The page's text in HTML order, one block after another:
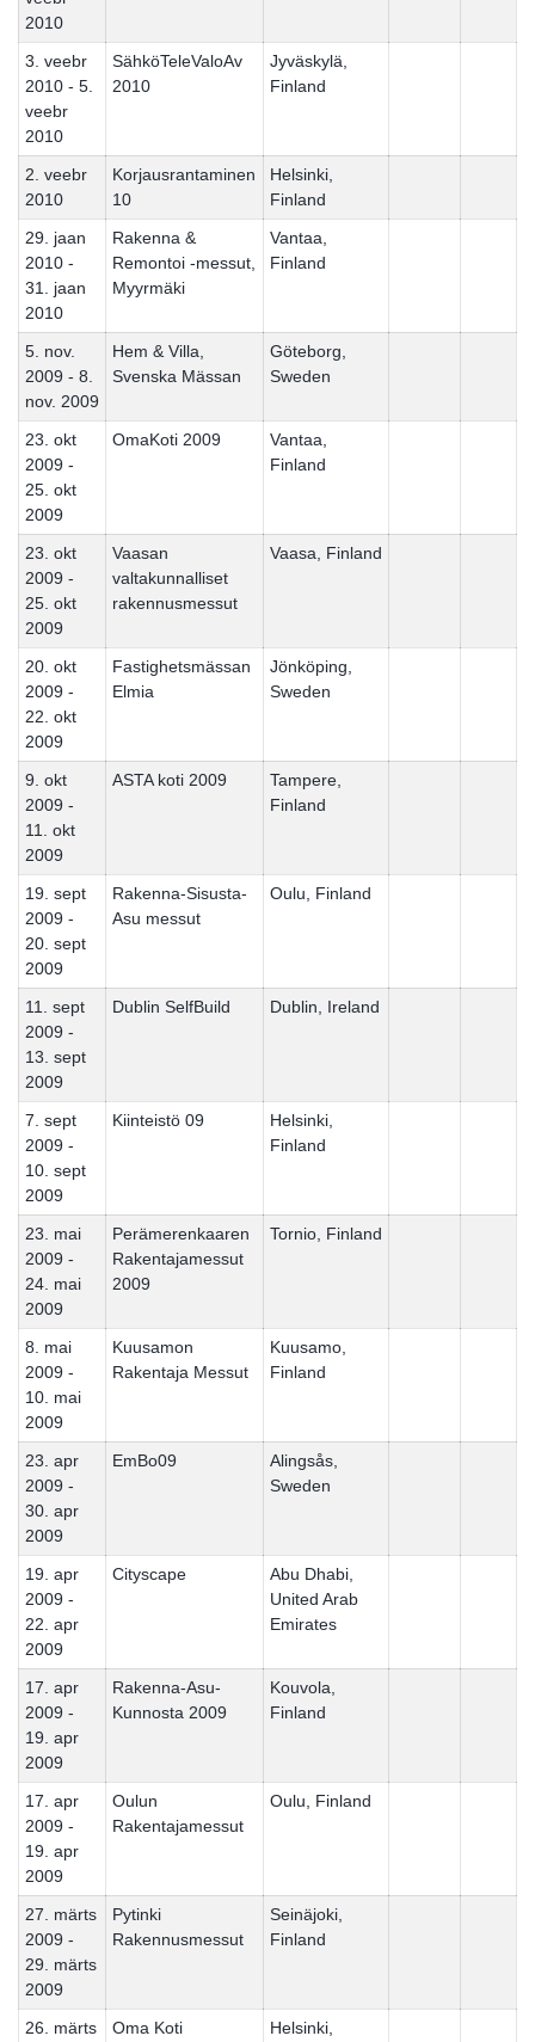
2010
3. veebr
2010 - 5.
veebr
2010
SähköTeleValoAv
2010
Jyväskylä,
Finland
2. veebr
2010
Korjausrantaminen
10
Helsinki,
Finland
29. jaan
2010 -
31. jaan
2010
Rakenna &
Remontoi -messut,
Myyrmäki
Vantaa,
Finland
5. nov.
2009 - 8.
nov. 2009
Hem & Villa,
Svenska Mässan
Göteborg,
Sweden
23. okt
2009 -
25. okt
2009
OmaKoti 2009
Vantaa,
Finland
23. okt
2009 -
25. okt
2009
Vaasan
valtakunnalliset
rakennusmessut
Vaasa, Finland
20. okt
2009 -
22. okt
2009
Fastighetsmässan
Elmia
Jönköping,
Sweden
9. okt
2009 -
11. okt
2009
ASTA koti 2009
Tampere,
Finland
19. sept
2009 -
20. sept
2009
Rakenna-Sisusta-
Asu messut
Oulu, Finland
11. sept
2009 -
13. sept
2009
Dublin SelfBuild Dublin, Ireland
7. sept
2009 -
10. sept
2009
Kiinteistö 09
Helsinki,
Finland
23. mai
2009 -
24. mai
2009
Perämerenkaaren
Rakentajamessut
2009
Tornio, Finland
8. mai
2009 -
10. mai
2009
Kuusamon
Rakentaja Messut
Kuusamo,
Finland
23. apr
2009 -
30. apr
2009
EmBo09
Alingsås,
Sweden
19. apr
2009 -
22. apr
2009
Cityscape
Abu Dhabi,
United Arab
Emirates
17. apr
2009 -
19. apr
2009
Rakenna-Asu-
Kunnosta 2009
Kouvola,
Finland
17. apr
2009 -
19. apr
2009
Oulun
Rakentajamessut
Oulu, Finland
27. märts
2009 -
29. märts
2009
Pytinki
Rakennusmessut
Seinäjoki,
Finland
26. märts
Oma Koti
Helsinki,